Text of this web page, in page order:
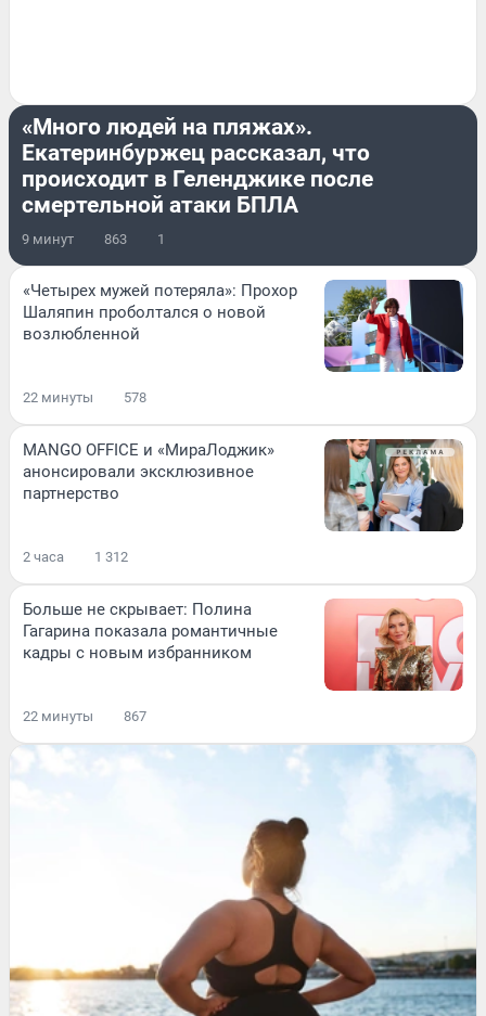
«Много людей на пляжах».
Екатеринбуржец рассказал, что
происходит в Геленджике после
смертельной атаки БПЛА
9 минут 863 1
«Четырех мужей потеряла»: Прохор
Шаляпин проболтался о новой
возлюбленной
22 минуты 578
MANGO OFFICE и «МираЛоджик»
анонсировали эксклюзивное
партнерство
2 часа 1 312
Больше не скрывает: Полина
Гагарина показала романтичные
кадры с новым избранником
22 минуты 867